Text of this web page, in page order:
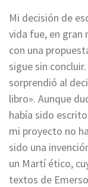
Mi decisión de
vida fue, en
con una
sigue sin
sorprendió al
libro». Aunque
había sido
mi proyecto no
sido una
un Martí ético,
textos de